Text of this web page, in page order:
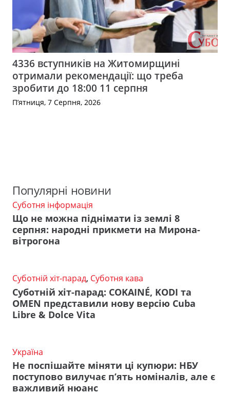
4336 вступників на Житомирщині
отримали рекомендації: що треба
зробити до 18:00 11 серпня
П’ятниця, 7 Серпня, 2026
Популярні новини
Суботня інформація
Що не можна піднімати із землі 8
серпня: народні прикмети на Мирона-
вітрогона
Суботній хіт-парад, Суботня кава
Суботній хіт-парад: COKAINÉ, KODI та
OMEN представили нову версію Cuba
Libre & Dolce Vita
Україна
Не поспішайте міняти ці купюри: НБУ
поступово вилучає п’ять номіналів, але є
важливий нюанс